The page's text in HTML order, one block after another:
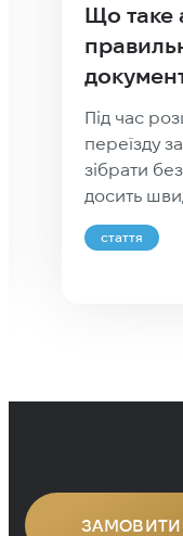
Що таке
Під час
переїзду
зібрати
досить
кордоном
офіційні
одним із
стаття
ЗАМОВИТИ